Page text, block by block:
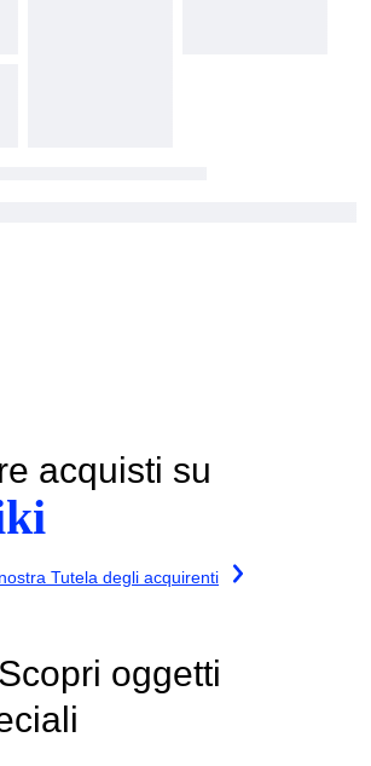
acquisti su
Tutela degli acquirenti
Scopri oggetti